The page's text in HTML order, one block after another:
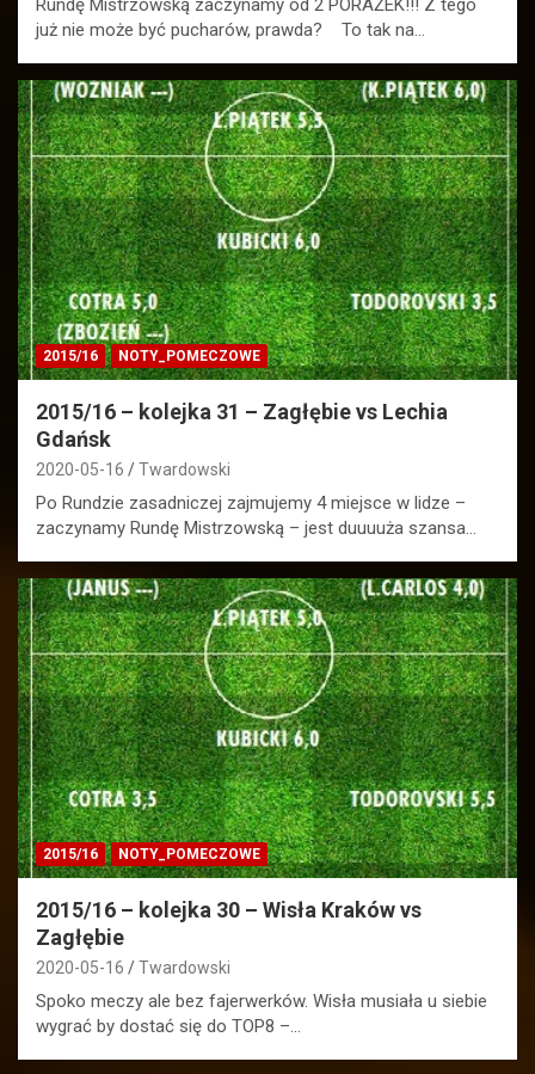
Rundę Mistrzowską zaczynamy od 2 PORAŻEK!!! Z tego
już nie może być pucharów, prawda? To tak na…
2015/16 NOTY_POMECZOWE
2015/16 – kolejka 31 – Zagłębie vs Lechia
Gdańsk
2020-05-16 Twardowski
Po Rundzie zasadniczej zajmujemy 4 miejsce w lidze –
zaczynamy Rundę Mistrzowską – jest duuuuża szansa…
2015/16 NOTY_POMECZOWE
2015/16 – kolejka 30 – Wisła Kraków vs
Zagłębie
2020-05-16 Twardowski
Spoko meczy ale bez fajerwerków. Wisła musiała u siebie
wygrać by dostać się do TOP8 –…